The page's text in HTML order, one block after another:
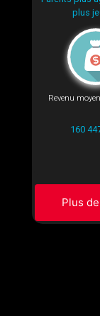
plus
Revenu
160
Plus